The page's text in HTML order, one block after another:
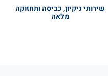
שירותי ניקיון, כביסה ותחזוקה
מלאה